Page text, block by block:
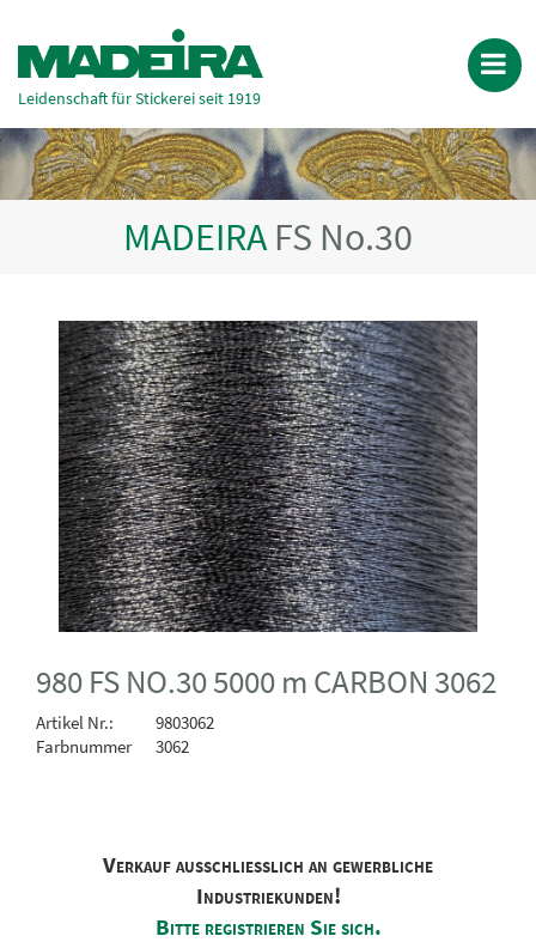
Leidenschaft für Stickerei seit 1919
MADEIRA FS No.30
980 FS NO.30 5000 m CARBON 3062
Artikel Nr.:
9803062
Farbnummer
3062
Verkauf ausschliesslich an gewerbliche
Industriekunden!
Bitte registrieren Sie sich.